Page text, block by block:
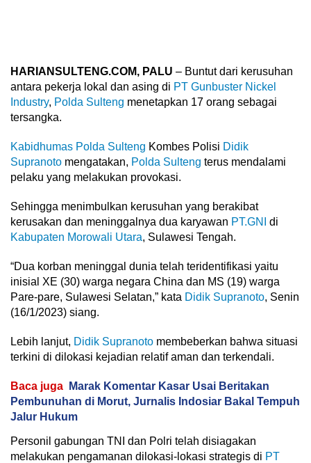
HARIANSULTENG.COM, PALU – Buntut dari kerusuhan
antara pekerja lokal dan asing di PT Gunbuster Nickel
Industry, Polda Sulteng menetapkan 17 orang sebagai
tersangka.
Kabidhumas Polda Sulteng Kombes Polisi Didik
Supranoto mengatakan, Polda Sulteng terus mendalami
pelaku yang melakukan provokasi.
Sehingga menimbulkan kerusuhan yang berakibat
kerusakan dan meninggalnya dua karyawan PT.GNI
di
Kabupaten Morowali Utara, Sulawesi Tengah.
“Dua korban meninggal dunia telah teridentifikasi yaitu
inisial XE (30) warga negara China dan MS (19) warga
Pare-pare, Sulawesi Selatan,” kata Didik Supranoto, Senin
(16/1/2023) siang.
Lebih lanjut, Didik Supranoto membeberkan bahwa situasi
terkini di dilokasi kejadian relatif aman dan terkendali.
Baca juga
Marak Komentar Kasar Usai Beritakan
Pembunuhan di Morut, Jurnalis Indosiar Bakal Tempuh
Jalur Hukum
Personil gabungan TNI dan Polri telah disiagakan
melakukan pengamanan dilokasi-lokasi strategis di PT